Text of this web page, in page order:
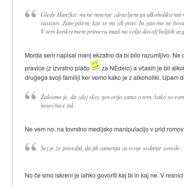
Glede Hanžka: mene mnenje zdravljenega alkoholika niti
rasistov. Zato pišem, kar se mi zdi prav. In zato me ne
V tem konkretnem primeru imaš na voljo dovolj boljših
Morda sem napisal manj ekzatno da bi bilo razumljivo.
pravice (z izvrstno plačo
za NEdelo) a včasih je bil
drugega svoji familiji ker vemo kako je z alkoholiki. Upam
Žalostno je, da zdej skoz govorijo samo o tem, kako so
nosečnice itd.
Ne vem no, na tovrstno medijsko manipulacijo v prid
Sej je že povedal, da jih zamenja za svoje sedanje sosede.
No če smo iskreni je lahko govoriti kaj bi in kaj ne. V